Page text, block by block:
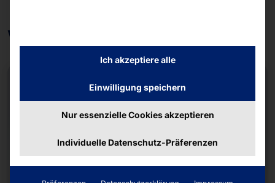
Weitere Produkte
Ich akzeptiere alle
Einwilligung speichern
Nur essenzielle Cookies akzeptieren
Individuelle Datenschutz-Präferenzen